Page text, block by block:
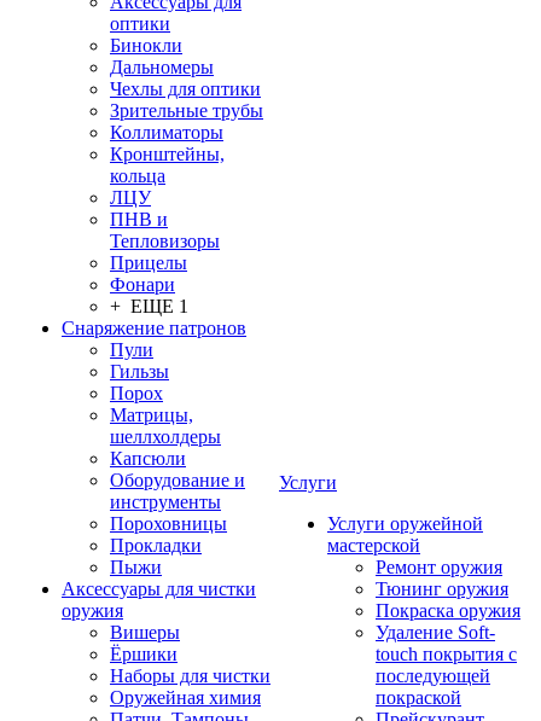
оптики
Бинокли
Дальномеры
Чехлы для оптики
Зрительные трубы
Коллиматоры
Кронштейны,
кольца
ЛЦУ
ПНВ и
Тепловизоры
Прицелы
Фонари
+ ЕЩЕ 1
Снаряжение патронов
Пули
Гильзы
Порох
Матрицы,
шеллхолдеры
Капсюли
Оборудование и
инструменты
Пороховницы
Прокладки
Пыжи
Аксессуары для чистки
оружия
Вишеры
Ёршики
Наборы для чистки
Оружейная химия
Услуги
Услуги оружейной
мастерской
Ремонт оружия
Тюнинг оружия
Покраска оружия
Удаление Soft-
touch покрытия с
последующей
покраской